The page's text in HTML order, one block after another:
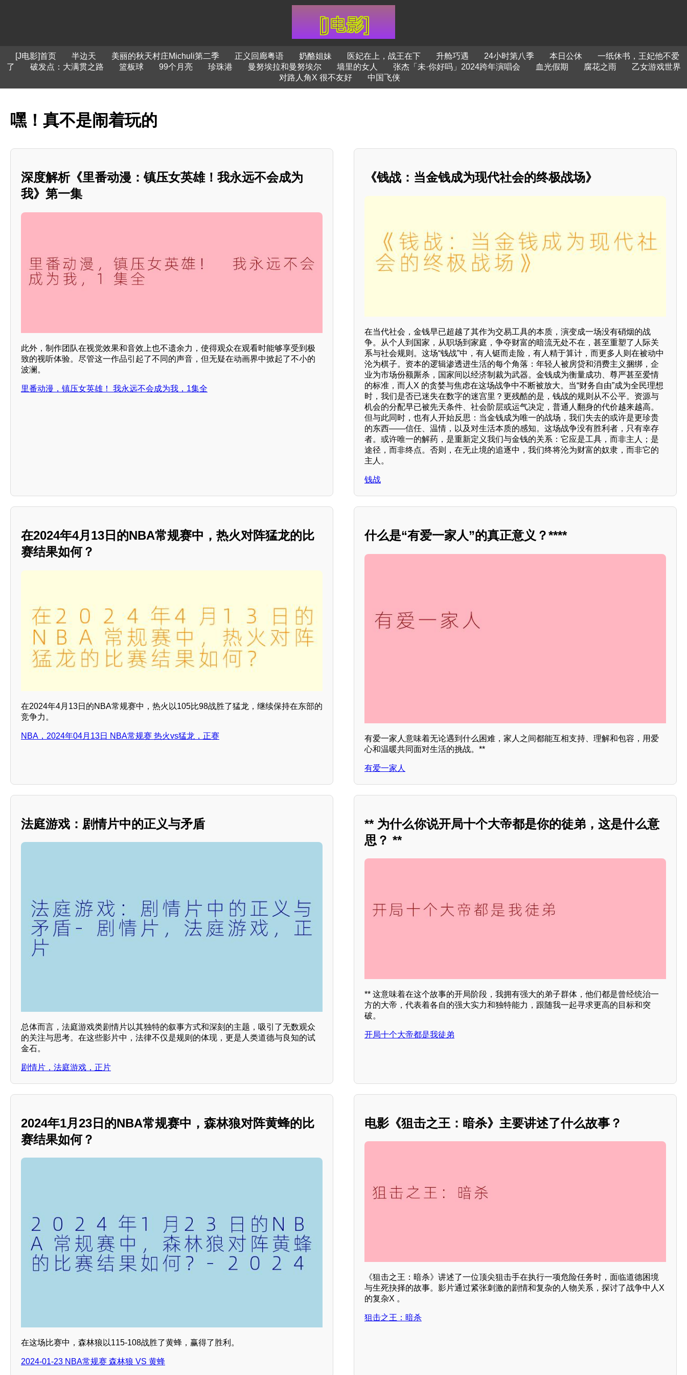
[J电影]首页 半边天 美丽的秋天村庄Michuli第二季 正义回廊粤语 奶酪姐妹 医妃在上，战王在下 升舱巧遇 24小时第八季 本日公休
一纸休书，王妃他不爱
了
破发点：大满贯之路 篮板球 99个月亮 珍珠港 曼努埃拉和曼努埃尔 墙里的女人 张杰「未·你好吗」2024跨年演唱会 血光假期 腐花之雨
乙女游戏世界
对路人角X 很不友好
中国飞侠
嘿！真不是闹着玩的
深度解析《里番动漫：镇压女英雄！我永远不会成为
我》第一集
此外，制作团队在视觉效果和音效上也不遗余力，使得观众在观看时能够享受到极
致的视听体验。尽管这一作品引起了不同的声音，但无疑在动画界中掀起了不小的
波澜。
里番动漫，镇压女英雄！ 我永远不会成为我，1集全
《钱战：当金钱成为现代社会的终极战场》
在当代社会，金钱早已超越了其作为交易工具的本质，演变成一场没有硝烟的战
争。从个人到国家，从职场到家庭，争夺财富的暗流无处不在，甚至重塑了人际关
系与社会规则。这场“钱战”中，有人铤而走险，有人精于算计，而更多人则在被动中
沦为棋子。资本的逻辑渗透进生活的每个角落：年轻人被房贷和消费主义捆绑，企
业为市场份额厮杀，国家间以经济制裁为武器。金钱成为衡量成功、尊严甚至爱情
的标准，而人X 的贪婪与焦虑在这场战争中不断被放大。当“财务自由”成为全民理想
时，我们是否已迷失在数字的迷宫里？更残酷的是，钱战的规则从不公平。资源与
机会的分配早已被先天条件、社会阶层或运气决定，普通人翻身的代价越来越高。
但与此同时，也有人开始反思：当金钱成为唯一的战场，我们失去的或许是更珍贵
的东西——信任、温情，以及对生活本质的感知。这场战争没有胜利者，只有幸存
者。或许唯一的解药，是重新定义我们与金钱的关系：它应是工具，而非主人；是
途径，而非终点。否则，在无止境的追逐中，我们终将沦为财富的奴隶，而非它的
主人。
钱战
在2024年4月13日的NBA常规赛中，热火对阵猛龙的比
赛结果如何？
在2024年4月13日的NBA常规赛中，热火以105比98战胜了猛龙，继续保持在东部的
竞争力。
NBA，2024年04月13日 NBA常规赛 热火vs猛龙，正赛
什么是“有爱一家人”的真正意义？****
有爱一家人意味着无论遇到什么困难，家人之间都能互相支持、理解和包容，用爱
心和温暖共同面对生活的挑战。**
有爱一家人
法庭游戏：剧情片中的正义与矛盾
总体而言，法庭游戏类剧情片以其独特的叙事方式和深刻的主题，吸引了无数观众
的关注与思考。在这些影片中，法律不仅是规则的体现，更是人类道德与良知的试
金石。
剧情片，法庭游戏，正片
** 为什么你说开局十个大帝都是你的徒弟，这是什么意
思？ **
** 这意味着在这个故事的开局阶段，我拥有强大的弟子群体，他们都是曾经统治一
方的大帝，代表着各自的强大实力和独特能力，跟随我一起寻求更高的目标和突
破。
开局十个大帝都是我徒弟
2024年1月23日的NBA常规赛中，森林狼对阵黄蜂的比
赛结果如何？
在这场比赛中，森林狼以115-108战胜了黄蜂，赢得了胜利。
2024-01-23 NBA常规赛 森林狼 VS 黄蜂
电影《狙击之王：暗杀》主要讲述了什么故事？
《狙击之王：暗杀》讲述了一位顶尖狙击手在执行一项危险任务时，面临道德困境
与生死抉择的故事。影片通过紧张刺激的剧情和复杂的人物关系，探讨了战争中人X
的复杂X 。
狙击之王：暗杀